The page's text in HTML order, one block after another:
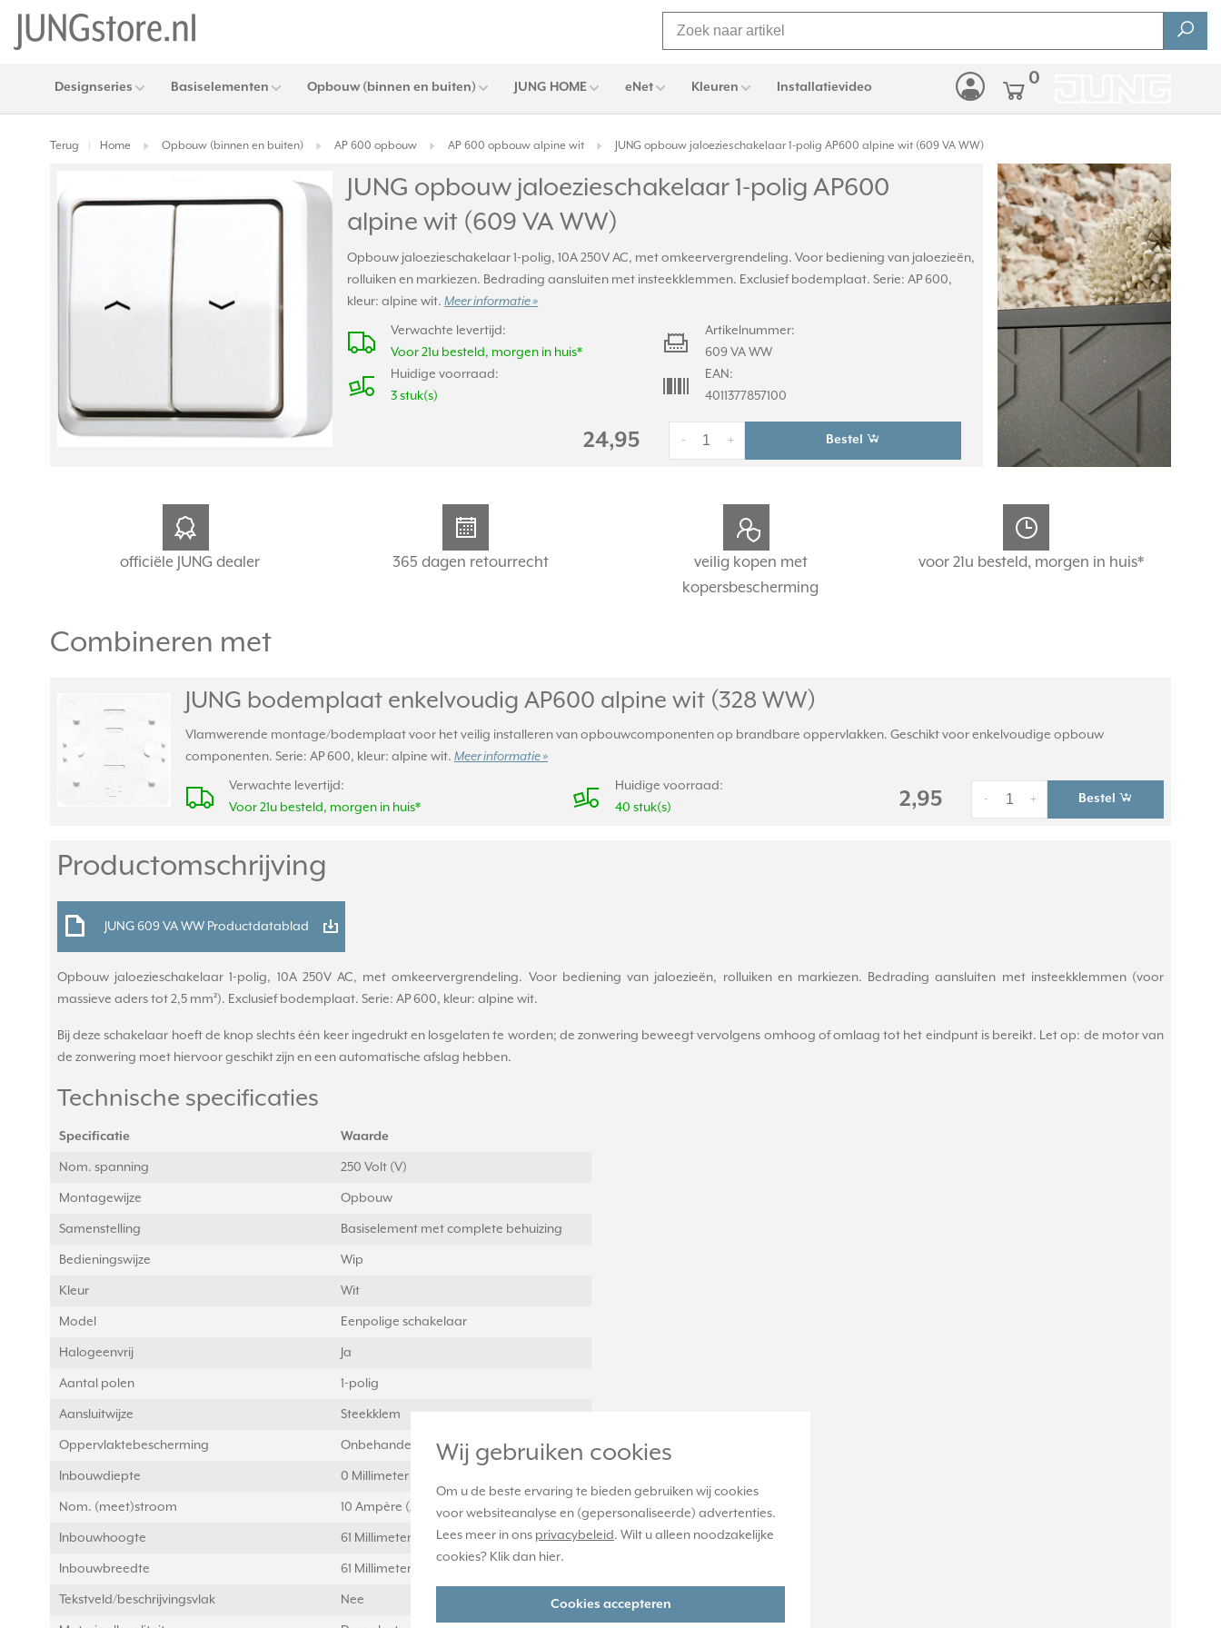
Wij gebruiken cookies
Om u de beste ervaring te bieden gebruiken wij cookies
voor websiteanalyse en (gepersonaliseerde) advertenties.
Lees meer in ons privacybeleid. Wilt u alleen noodzakelijke
cookies? Klik dan hier.
Cookies accepteren
Designseries Basiselementen Opbouw (binnen en buiten) JUNG HOME eNet Kleuren Installatievideo 0
Terug Home Opbouw (binnen en buiten) AP 600 opbouw AP 600 opbouw alpine wit JUNG opbouw jaloezieschakelaar 1-polig AP600 alpine wit (609 VA WW)
JUNG opbouw jaloezieschakelaar 1-polig AP600
alpine wit (609 VA WW)
Opbouw jaloezieschakelaar 1-polig, 10A 250V AC, met omkeervergrendeling. Voor bediening van jaloezieën,
rolluiken en markiezen. Bedrading aansluiten met insteekklemmen. Exclusief bodemplaat. Serie: AP 600,
kleur: alpine wit.Meer informatie »
Verwachte levertijd:
Voor 21u besteld, morgen in huis*
Huidige voorraad:
3 stuk(s)
Artikelnummer:
609 VA WW
EAN:
4011377857100
24,95 +
- Bestel
officiële JUNG dealer 365 dagen retourrecht
veilig kopen met
kopersbescherming
voor 21u besteld, morgen in huis*
Combineren met
JUNG bodemplaat enkelvoudig AP600 alpine wit (328 WW)
Vlamwerende montage/bodemplaat voor het veilig installeren van opbouwcomponenten op brandbare oppervlakken. Geschikt voor enkelvoudige opbouw
componenten. Serie: AP 600, kleur: alpine wit. Meer informatie »
Verwachte levertijd:
Voor 21u besteld, morgen in huis*
Huidige voorraad:
40 stuk(s)
2,95 +
- Bestel
Productomschrijving
JUNG 609 VA WW Productdatablad
Opbouw jaloezieschakelaar 1-polig, 10A 250V AC, met omkeervergrendeling. Voor bediening van jaloezieën, rolluiken en markiezen. Bedrading aansluiten met insteekklemmen (voor
massieve aders tot 2,5 mm²). Exclusief bodemplaat. Serie: AP 600, kleur: alpine wit.
Bij deze schakelaar hoeft de knop slechts één keer ingedrukt en losgelaten te worden; de zonwering beweegt vervolgens omhoog of omlaag tot het eindpunt is bereikt. Let op: de motor van
de zonwering moet hiervoor geschikt zijn en een automatische afslag hebben.
Technische specificaties
Specificatie Waarde
Nom. spanning 250 Volt (V)
Montagewijze Opbouw
Samenstelling Basiselement met complete behuizing
Bedieningswijze Wip
Kleur Wit
Model Eenpolige schakelaar
Halogeenvrij Ja
Aantal polen 1-polig
Aansluitwijze Steekklem
Oppervlaktebescherming Onbehandeld
Inbouwdiepte 0 Millimeter (mm)
Nom. (meet)stroom 10 Ampère (A)
Inbouwhoogte 61 Millimeter (mm)
Inbouwbreedte 61 Millimeter (mm)
Tekstveld/beschrijvingsvlak Nee